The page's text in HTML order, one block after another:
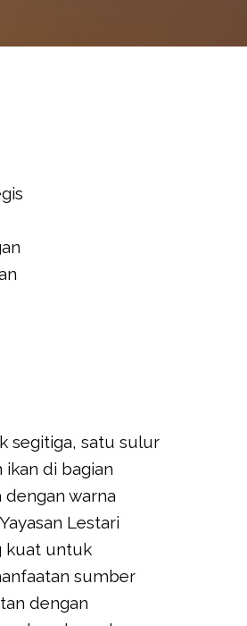
segitiga, satu sulur
di bagian
dengan warna
Lestari
kuat untuk
sumber
dengan